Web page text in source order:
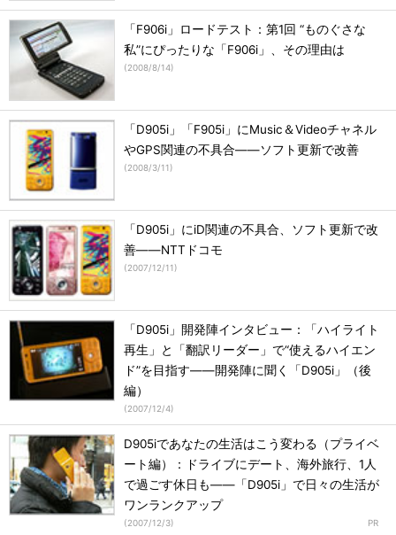
「F906i」ロードテスト：第1回 “ものぐさな
私”にぴったりな「F906i」、その理由は
(2008/8/14)
「D905i」「F905i」にMusic＆Videoチャネル
やGPS関連の不具合――ソフト更新で改善
(2008/3/11)
「D905i」にiD関連の不具合、ソフト更新で改
善――NTTドコモ
(2007/12/11)
「D905i」開発陣インタビュー：「ハイライト
再生」と「翻訳リーダー」で“使えるハイエン
ド”を目指す――開発陣に聞く「D905i」（後
編）
(2007/12/4)
D905iであなたの生活はこう変わる（プライベ
ート編）：ドライブにデート、海外旅行、1人
で過ごす休日も――「D905i」で日々の生活が
ワンランクアップ
(2007/12/3)